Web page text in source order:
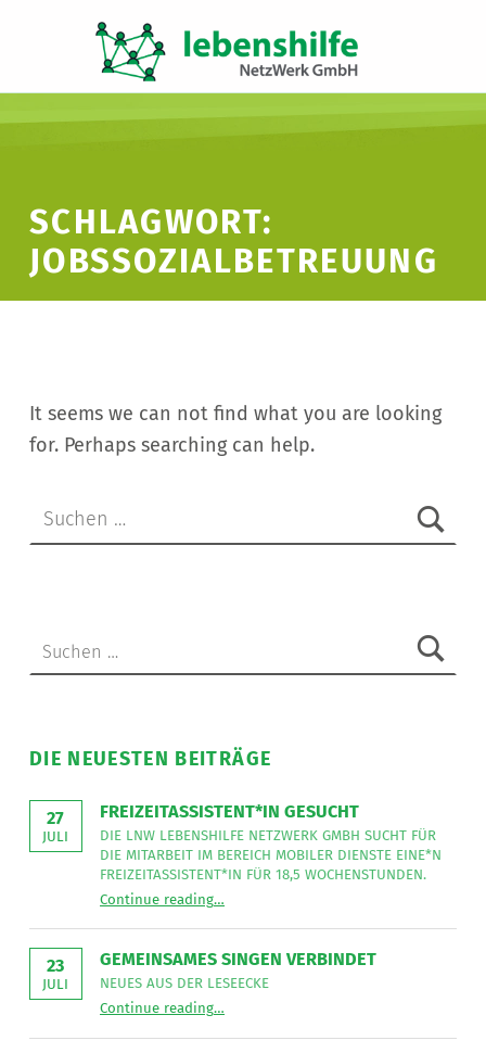
SCHLAGWORT:
JOBSSOZIALBETREUUNG
It seems we can not find what you are looking
for. Perhaps searching can help.
DIE NEUESTEN BEITRÄGE
27
JULI
FREIZEITASSISTENT*IN GESUCHT
DIE LNW LEBENSHILFE NETZWERK GMBH SUCHT FÜR
DIE MITARBEIT IM BEREICH MOBILER DIENSTE EINE*N
FREIZEITASSISTENT*IN FÜR 18,5 WOCHENSTUNDEN.
Continue readingDie
Lebenshilfe
GmbH
für
die
im
…
23
JULI
GEMEINSAMES SINGEN VERBINDET
NEUES AUS DER LESEECKE
Continue readingNeues
der
…